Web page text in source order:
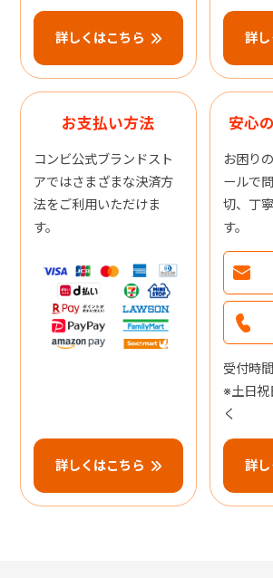
詳しくはこちら 詳し
お支払い方法
コンビ公式ブランドスト
アではさまざまな決済方
法をご利用いただけま
す。
詳しくはこちら
安心
お困り
ールで
切、丁
す。
受付時
※土日祝
く
詳し